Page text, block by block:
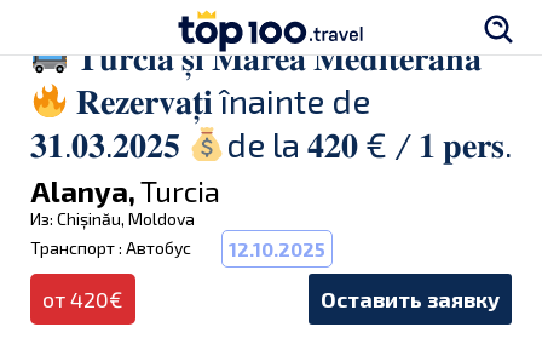
𝐓𝐮𝐫𝐜𝐢𝐚 𝐬̦𝐢 𝐌𝐚𝐫𝐞𝐚 𝐌𝐞𝐝𝐢𝐭𝐞𝐫𝐚𝐧𝐚̆
𝐑𝐞𝐳𝐞𝐫𝐯𝐚𝐭̦𝐢 înainte de
𝟑𝟏.𝟎𝟑.𝟐𝟎𝟐𝟓
de la 𝟒𝟐𝟎 € / 𝟏 𝐩𝐞𝐫𝐬.
Alanya,Turcia
Из: Chișinău, Moldova
Транспорт : Автобус
12.10.2025
от 420€ Оставить заявку